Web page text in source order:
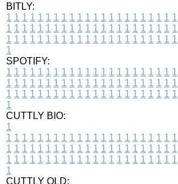
BITLY:
1 1 1 1 1 1 1 1 1 1 1 1 1 1 1 1 1 1 1 1 1 1
1 1 1 1 1 1 1 1 1 1 1 1 1 1 1 1 1 1 1 1 1 1
1 1 1 1 1 1 1 1 1 1 1 1 1 1 1 1 1 1 1 1 1 1
1
SPOTIFY:
1 1 1 1 1 1 1 1 1 1 1 1 1 1 1 1 1 1 1 1 1 1
1 1 1 1 1 1 1 1 1 1 1 1 1 1 1 1 1 1 1 1 1 1
1 1 1 1 1 1 1 1 1 1 1 1 1 1 1 1 1 1 1 1 1 1
1
CUTTLY BIO:
1
1 1 1 1 1 1 1 1 1 1 1 1 1 1 1 1 1 1 1 1 1 1
1 1 1 1 1 1 1 1 1 1 1 1 1 1 1 1 1 1 1 1 1 1
1 1 1 1 1 1 1 1 1 1 1 1 1 1 1 1 1 1 1 1 1 1
1
CUTTLY OLD: